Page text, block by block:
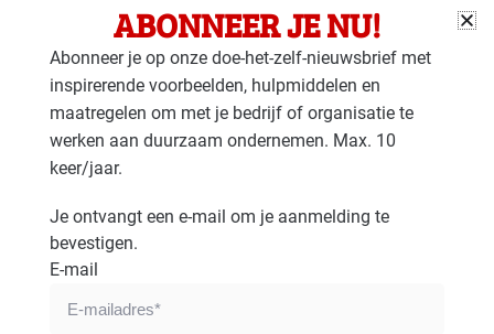
Aggregaten op alternatieve
brandstoffen
Batterij voor elektriciteitsopslag
ABONNEER JE NU!
Abonneer je op onze doe-het-zelf-nieuwsbrief met
inspirerende voorbeelden, hulpmiddelen en
maatregelen om met je bedrijf of organisatie te
werken aan duurzaam ondernemen. Max. 10
keer/jaar.
Je ontvangt een e-mail om je aanmelding te
bevestigen.
E-mail